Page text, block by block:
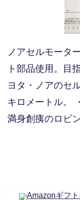
ノアセルモータ
ト部品使用。目
ヨタ・ノアのセ
キロメートル。
満身創痍のロビ
Amazonギフ